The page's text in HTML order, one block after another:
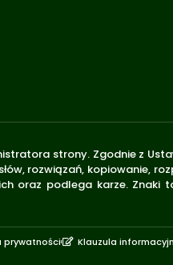
strony. Zgodnie z
rozwiązań, kopiowanie,
oraz podlega karze.
prywatności Klauzula